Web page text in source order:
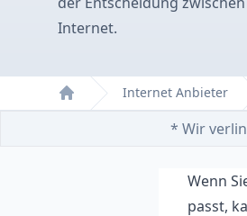
Internet.
Home
Internet Anbieter
* Wir
Wenn
passt,